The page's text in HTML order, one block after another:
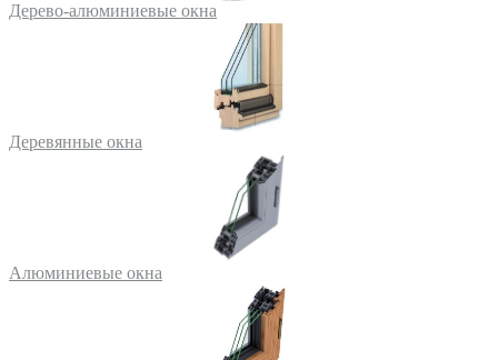
Дерево-алюминиевые окна
Деревянные окна
Алюминиевые окна